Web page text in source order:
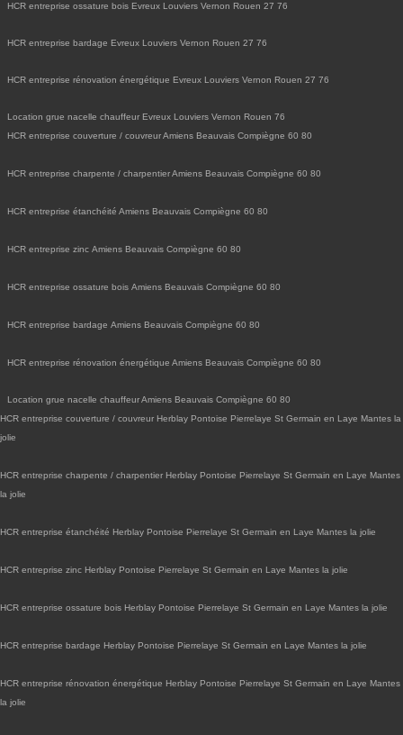
HCR entreprise ossature bois Evreux Louviers Vernon Rouen 27 76
HCR entreprise bardage Evreux Louviers Vernon Rouen 27 76
HCR entreprise rénovation énergétique Evreux Louviers Vernon Rouen 27 76
Location grue nacelle chauffeur Evreux Louviers Vernon Rouen 76
HCR entreprise couverture / couvreur Amiens Beauvais Compiègne 60 80
HCR entreprise charpente / charpentier Amiens Beauvais Compiègne 60 80
HCR entreprise étanchéité Amiens Beauvais Compiègne 60 80
HCR entreprise zinc Amiens Beauvais Compiègne 60 80
HCR entreprise ossature bois Amiens Beauvais Compiègne 60 80
HCR entreprise bardage Amiens Beauvais Compiègne 60 80
HCR entreprise rénovation énergétique Amiens Beauvais Compiègne 60 80
Location grue nacelle chauffeur Amiens Beauvais Compiègne 60 80
HCR entreprise couverture / couvreur Herblay Pontoise Pierrelaye St Germain en Laye Mantes la
jolie
HCR entreprise charpente / charpentier Herblay Pontoise Pierrelaye St Germain en Laye Mantes
la jolie
HCR entreprise étanchéité Herblay Pontoise Pierrelaye St Germain en Laye Mantes la jolie
HCR entreprise zinc Herblay Pontoise Pierrelaye St Germain en Laye Mantes la jolie
HCR entreprise ossature bois Herblay Pontoise Pierrelaye St Germain en Laye Mantes la jolie
HCR entreprise bardage Herblay Pontoise Pierrelaye St Germain en Laye Mantes la jolie
HCR entreprise rénovation énergétique Herblay Pontoise Pierrelaye St Germain en Laye Mantes
la jolie